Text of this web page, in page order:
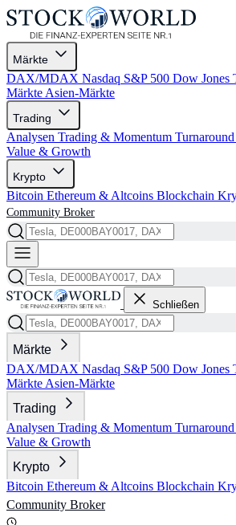
Märkte
DAX/MDAX Nasdaq S&P 500 Dow Jones
Märkte Asien-Märkte
Trading
Analysen Trading & Momentum Turnaround
Value & Growth
Krypto
Bitcoin Ethereum & Altcoins Blockchain
Community Broker
Schließen
Märkte
DAX/MDAX Nasdaq S&P 500 Dow Jones
Märkte Asien-Märkte
Trading
Analysen Trading & Momentum Turnaround
Value & Growth
Krypto
Bitcoin Ethereum & Altcoins Blockchain
Community Broker